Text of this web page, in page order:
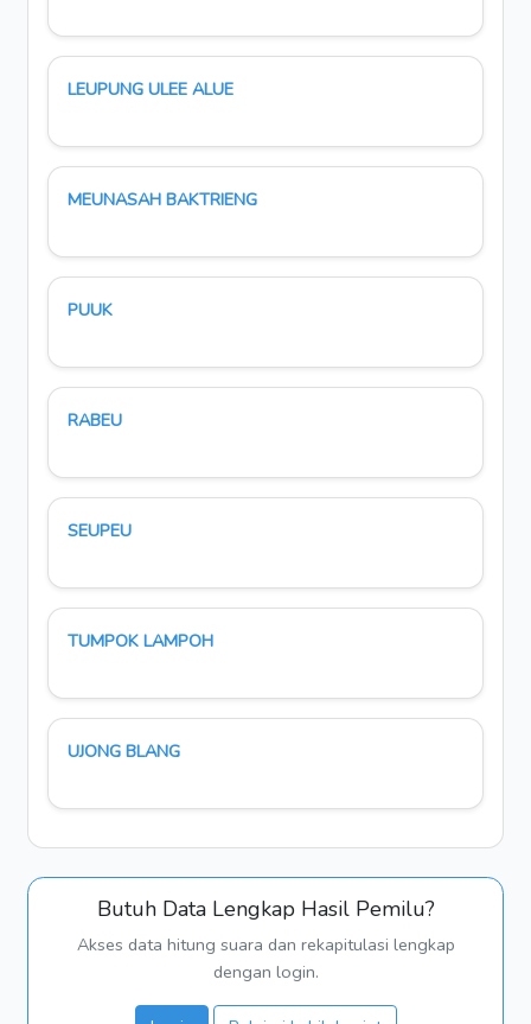
LEUPUNG ULEE ALUE
MEUNASAH BAKTRIENG
PUUK
RABEU
SEUPEU
TUMPOK LAMPOH
UJONG BLANG
Butuh Data Lengkap Hasil Pemilu?
Akses data hitung suara dan rekapitulasi lengkap
dengan login.